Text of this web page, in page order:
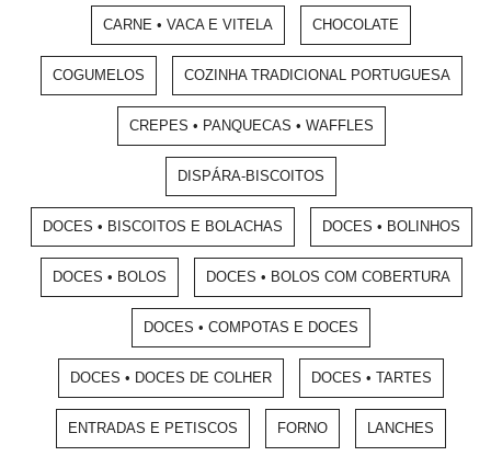
CARNE • VACA E VITELA CHOCOLATE
COGUMELOS COZINHA TRADICIONAL PORTUGUESA
CREPES • PANQUECAS • WAFFLES
DISPÁRA-BISCOITOS
DOCES • BISCOITOS E BOLACHAS DOCES • BOLINHOS
DOCES • BOLOS DOCES • BOLOS COM COBERTURA
DOCES • COMPOTAS E DOCES
DOCES • DOCES DE COLHER DOCES • TARTES
ENTRADAS E PETISCOS FORNO LANCHES